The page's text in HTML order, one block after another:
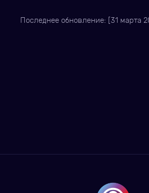
Последнее обновление: [31 марта